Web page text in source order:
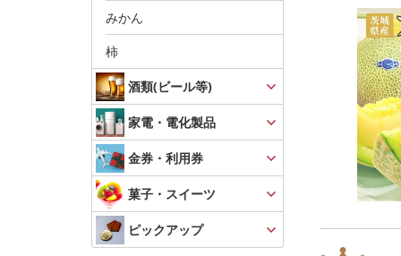
みかん
柿
酒類(ビール等)
家電・電化製品
金券・利用券
菓子・スイーツ
ピックアップ